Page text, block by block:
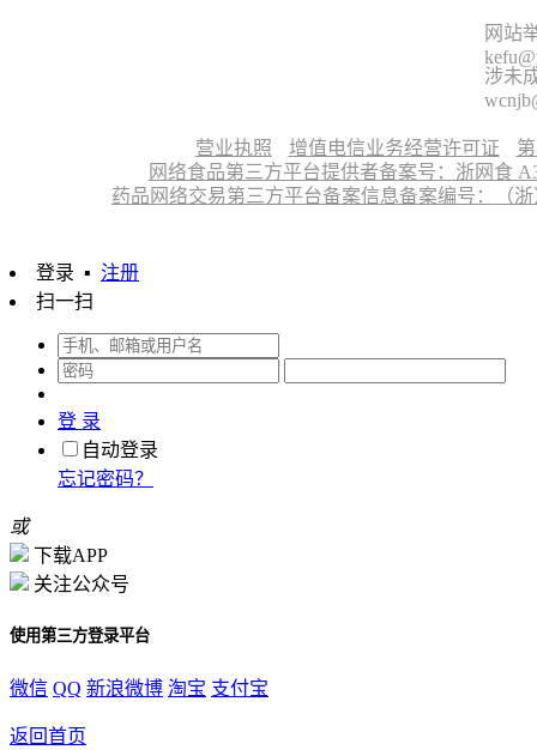
网站
涉未
营业执照 增值电信业务经营许可证
网络食品第三方平台提供者备案号：浙网食
药品网络交易第三方平台备案信息备案编号：（
登录 ▪ 注册
扫一扫
登 录
自动登录
忘记密码？
或
下载APP
关注公众号
使用第三方登录平台
微信 QQ 新浪微博 淘宝 支付宝
返回首页